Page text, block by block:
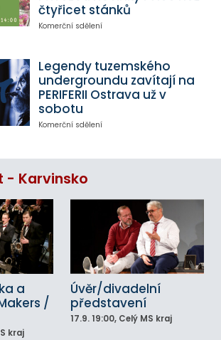
čtyřicet stánků
Komerční sdělení
Legendy tuzemského
undergroundu zavítají na
PERIFERII Ostrava už v
sobotu
Komerční sdělení
- Karvinsko
a
/
kraj
Úvěr/divadelní
představení
17.9. 19:00, Celý MS kraj